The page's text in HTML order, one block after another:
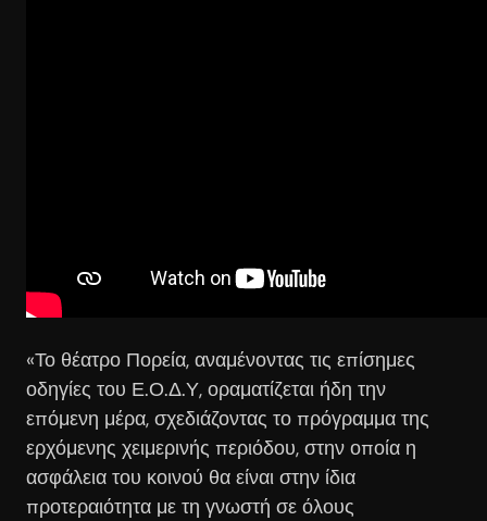
«Το θέατρο Πορεία, αναμένοντας τις επίσημες
οδηγίες του Ε.Ο.Δ.Υ, οραματίζεται ήδη την
επόμενη μέρα, σχεδιάζοντας το πρόγραμμα της
ερχόμενης χειμερινής περιόδου, στην οποία η
ασφάλεια του κοινού θα είναι στην ίδια
προτεραιότητα με τη γνωστή σε όλους